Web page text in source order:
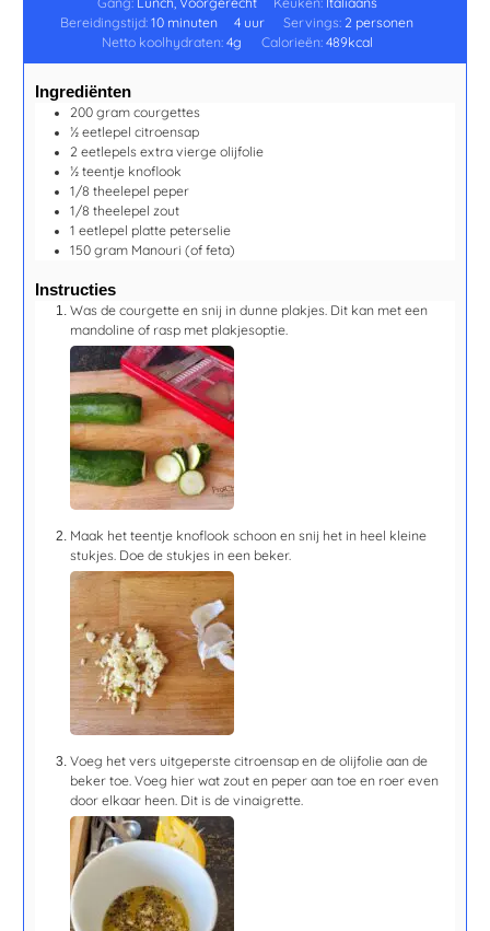
Bereidingstijd: 10 minuten 4 uur Servings: 2 personen
Netto koolhydraten: 4g Calorieën: 489kcal
Ingrediënten
200 gram courgettes
½ eetlepel citroensap
2 eetlepels extra vierge olijfolie
½ teentje knoflook
1/8 theelepel peper
1/8 theelepel zout
1 eetlepel platte peterselie
150 gram Manouri (of feta)
Instructies
Was de courgette en snij in dunne plakjes. Dit kan met een
mandoline of rasp met plakjesoptie.
Maak het teentje knoflook schoon en snij het in heel kleine
stukjes. Doe de stukjes in een beker.
Voeg het vers uitgeperste citroensap en de olijfolie aan de
beker toe. Voeg hier wat zout en peper aan toe en roer even
door elkaar heen. Dit is de vinaigrette.